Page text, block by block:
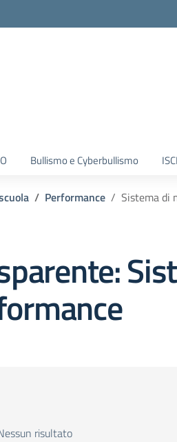
Bullismo e Cyberbullismo
Performance Sistema di
risultato